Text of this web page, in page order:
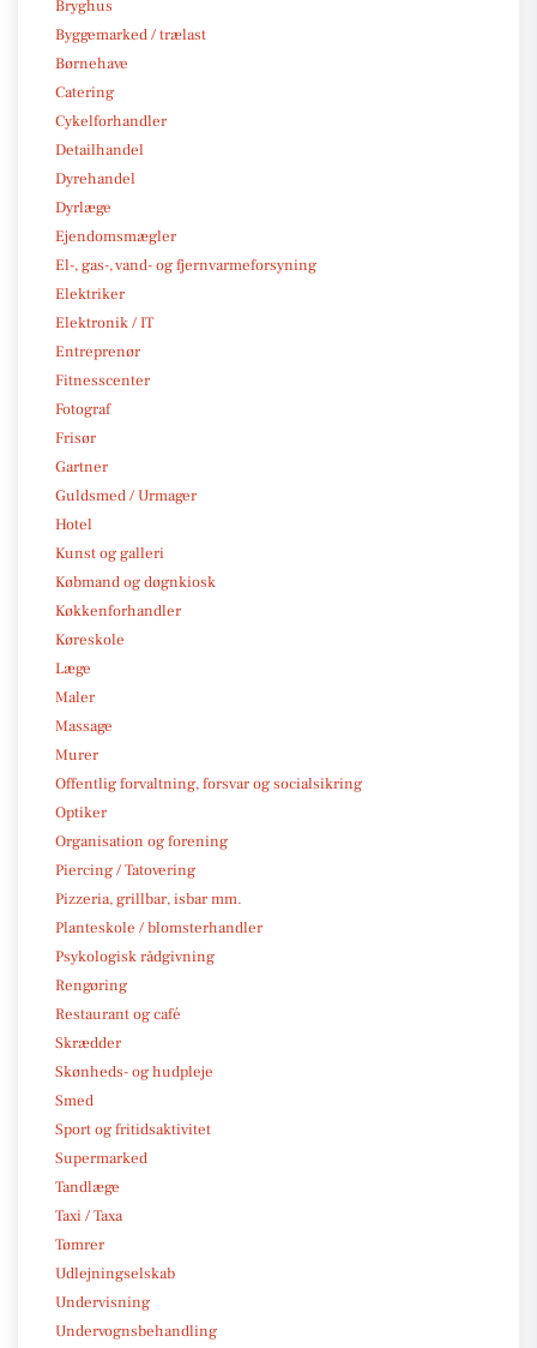
Bryghus
Byggemarked / trælast
Børnehave
Catering
Cykelforhandler
Detailhandel
Dyrehandel
Dyrlæge
Ejendomsmægler
El-, gas-, vand- og fjernvarmeforsyning
Elektriker
Elektronik / IT
Entreprenør
Fitnesscenter
Fotograf
Frisør
Gartner
Guldsmed / Urmager
Hotel
Kunst og galleri
Købmand og døgnkiosk
Køkkenforhandler
Køreskole
Læge
Maler
Massage
Murer
Offentlig forvaltning, forsvar og socialsikring
Optiker
Organisation og forening
Piercing / Tatovering
Pizzeria, grillbar, isbar mm.
Planteskole / blomsterhandler
Psykologisk rådgivning
Rengøring
Restaurant og café
Skrædder
Skønheds- og hudpleje
Smed
Sport og fritidsaktivitet
Supermarked
Tandlæge
Taxi / Taxa
Tømrer
Udlejningselskab
Undervisning
Undervognsbehandling